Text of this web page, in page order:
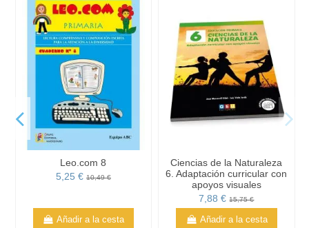
Leo.com 8
5,25 € 10,49 €
Añadir a la cesta
Ciencias de la Naturaleza
6. Adaptación curricular con
apoyos visuales
7,88 €15,75 €
Añadir a la cesta